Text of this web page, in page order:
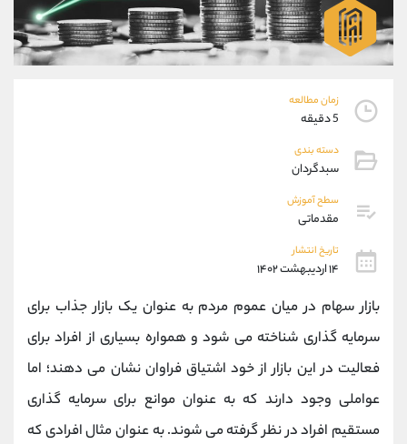
زمان مطالعه
5 دقیقه
دسته بندی
سبدگردان
سطح آموزش
مقدماتی
تاریخ انتشار
۱۴ اردیبهشت ۱۴۰۲
بازار سهام در میان عموم مردم به عنوان یک بازار جذاب برای
سرمایه گذاری شناخته می شود و همواره بسیاری از افراد برای
فعالیت در این بازار از خود اشتیاق فراوان نشان می دهند؛ اما
عواملی وجود دارند که به عنوان موانع برای سرمایه گذاری
مستقیم افراد در نظر گرفته می شوند. به عنوان مثال افرادی که
09194198792
واتساپ شروع گفتگو
تلگرام @Armteam_admin_33
پشتیبان فروش
موبایل
واتساپ
داخلی
اطلاعات تماس (دفتر فروش)
تلفن 021-22021030
بدون پیش شماره 90001030
اینستاگرام @alireza.mehrabii
کانال تلگرام @alirezamehrabi_com